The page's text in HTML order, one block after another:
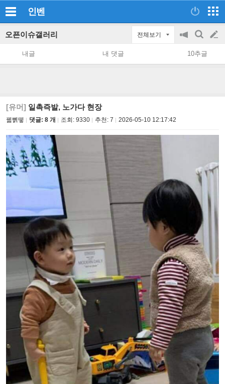
인벤
오픈이슈갤러리 전체보기
공
지
on/off
검
색
글
쓰
내글 내 댓글 10추글
[유머] 일촉즉발, 노가다 현장
꿻뻵뗗 댓글: 8 개 조회: 9330 추천: 7 2026-05-10 12:17:42